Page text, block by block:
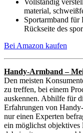
material,
Sportarmband für
Rückseite des
Bei Amazon kaufen
Handy-Armband –
Den meisten
zu treffen, bei einem
auskennen. Abhilfe für
Erfahrungen von
nur einen Experten
ein möglichst objektives